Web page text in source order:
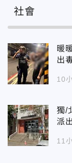
社會
暖
出
10
獨/
派
11